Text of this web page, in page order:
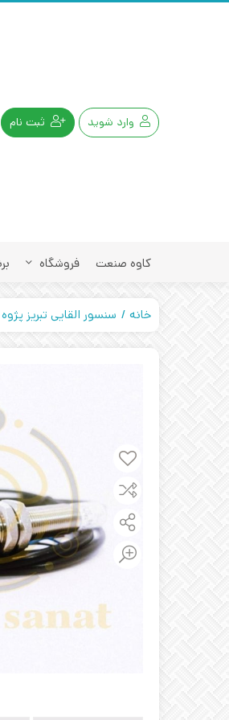
وارد شوید ثبت نام
کاوه صنعت فروشگاه
خانه سنسور القایی تبریز پژوه